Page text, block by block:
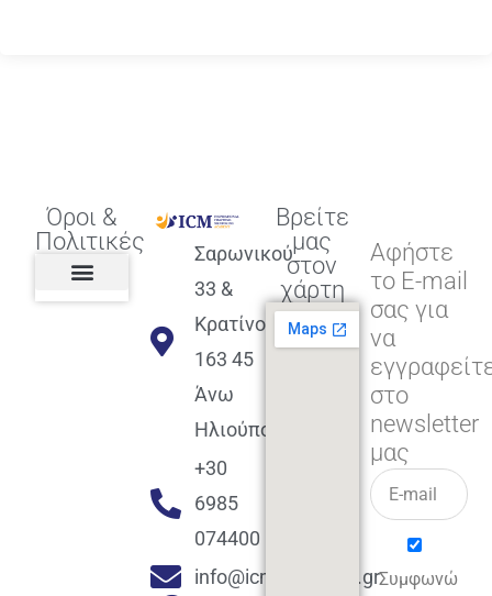
Όροι &
Πολιτικές
Σαρωνικού
33 &
Κρατίνου
163 45
Άνω
Ηλιούπολη
+30
6985
074400
info@icmacademy.gr
Βρείτε
μας
στον
χάρτη
Αφήστε
το E-mail
σας για
να
στο
newsletter
μας
Συμφωνώ